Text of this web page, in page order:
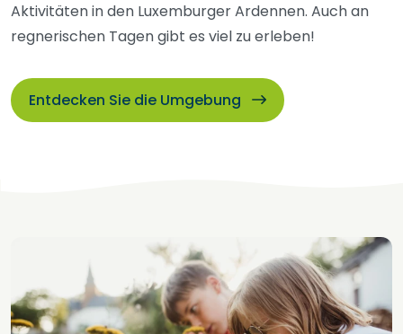
Aktivitäten in den Luxemburger Ardennen. Auch an
regnerischen Tagen gibt es viel zu erleben!
Entdecken Sie die Umgebung